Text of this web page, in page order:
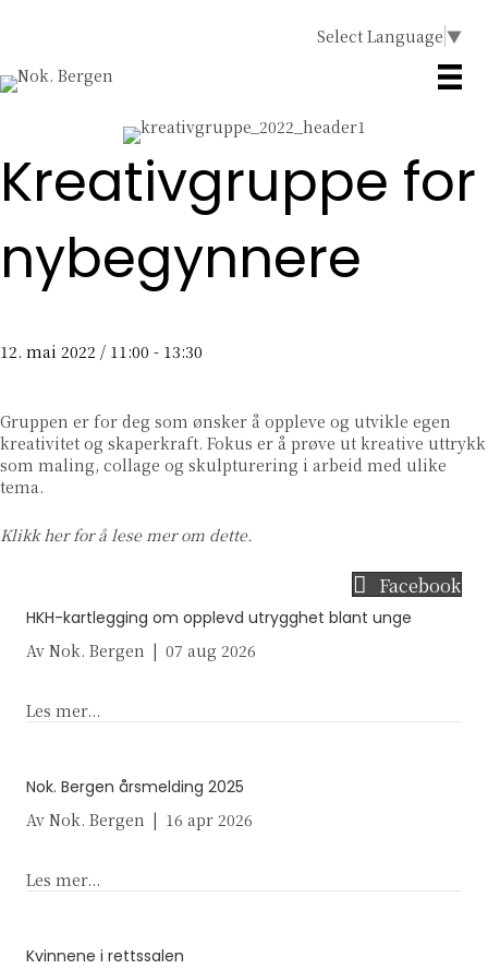
Select Language ▼
Kreativgruppe for
nybegynnere
12. mai 2022 / 11:00 - 13:30
Gruppen er for deg som ønsker å oppleve og utvikle egen
kreativitet og skaperkraft. Fokus er å prøve ut kreative uttrykk
som maling, collage og skulpturering i arbeid med ulike
tema.
Klikk herfor å lese mer om dette.
Facebook
HKH-kartlegging om opplevd utrygghet blant unge
Av Nok. Bergen | 07 aug 2026
Les mer...
Nok. Bergen årsmelding 2025
Av Nok. Bergen | 16 apr 2026
Les mer...
Kvinnene i rettssalen